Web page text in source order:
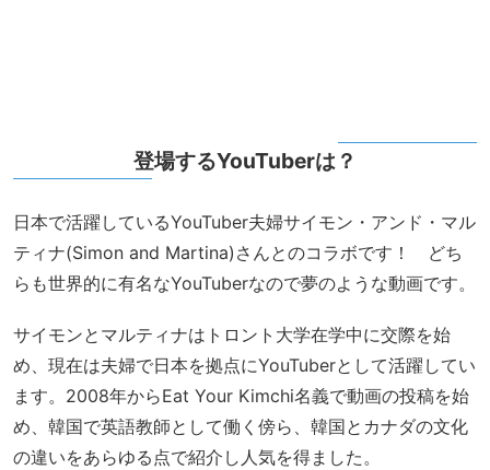
登場するYouTuberは？
日本で活躍しているYouTuber夫婦サイモン・アンド・マル
ティナ(Simon and Martina)さんとのコラボです！ どち
らも世界的に有名なYouTuberなので夢のような動画です。
サイモンとマルティナはトロント大学在学中に交際を始
め、現在は夫婦で日本を拠点にYouTuberとして活躍してい
ます。2008年からEat Your Kimchi名義で動画の投稿を始
め、韓国で英語教師として働く傍ら、韓国とカナダの文化
の違いをあらゆる点で紹介し人気を得ました。